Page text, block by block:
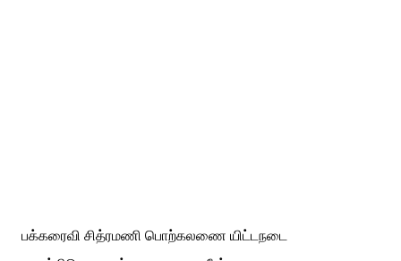
பக்கரைவி சித்ரமணி பொற்கலணை யிட்டநடை